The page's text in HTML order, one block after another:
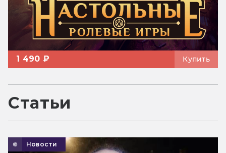
1 490 ₽ Купить
Статьи
Новости